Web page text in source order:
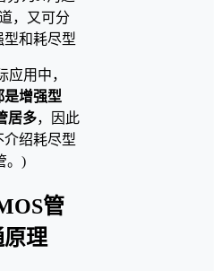
，又可分
型和耗尽型
应用中，
是增强型
居多，因此
介绍耗尽型
。)
管
原理